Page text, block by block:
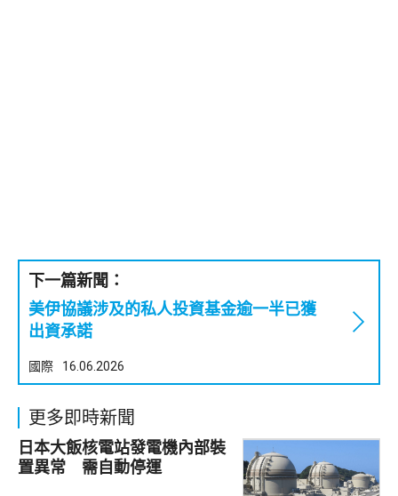
下一篇新聞：
美伊協議涉及的私人投資基金逾一半已獲
出資承諾
國際 16.06.2026
更多即時新聞
日本大飯核電站發電機內部裝
置異常 需自動停運